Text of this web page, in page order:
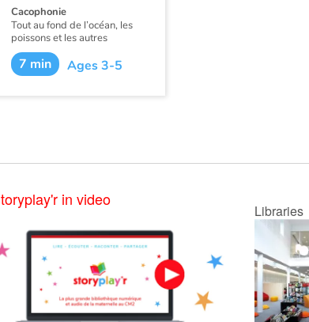
Cacophonie
Tout au fond de l’océan, les
poissons et les autres
habitants des lieux sont
musiciens et font entendre
une joyeuse cacophonie. Le
7 min Ages 3-5
in video
Libraries